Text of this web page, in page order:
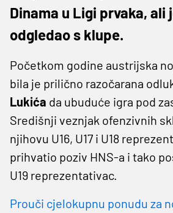
Dinama u Ligi prvaka, ali
odgledao s klupe.
Početkom godine austrijska
bila je prilično razočarana
Lukića da ubuduće igra pod
Središnji veznjak ofenzivnih
njihovu U16, U17 i U18
prihvatio poziv HNS-a i tako
U19 reprezentativac.
Prouči cjelokupnu ponudu za